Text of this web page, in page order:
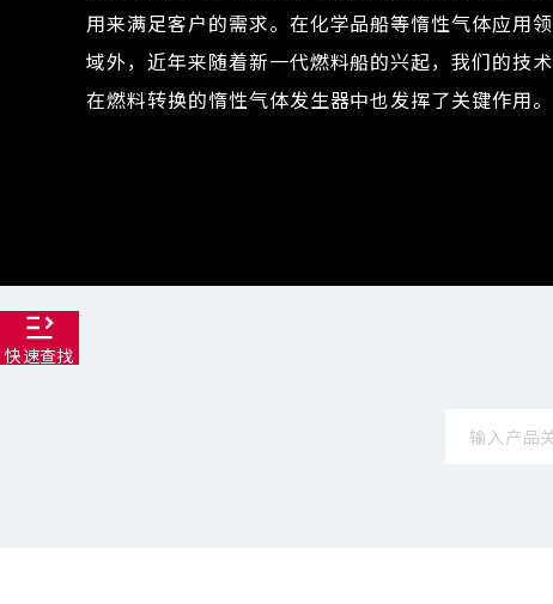
用来满足客户的需求。在化学品船等惰性气体应用领
域外，近年来随着新一代燃料船的兴起，我们的技术
在燃料转换的惰性气体发生器中也发挥了关键作用。
快速查找